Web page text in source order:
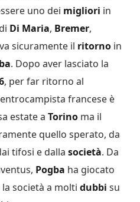
uno dei migliori in
Di Maria, Bremer,
sicuramente il ritorno in
. Dopo aver lasciato la
, per far ritorno al
francese è
estate a Torino ma il
quello sperato, da
tifosi e dalla società. Da
Pogba ha giocato
la società a molti dubbi su